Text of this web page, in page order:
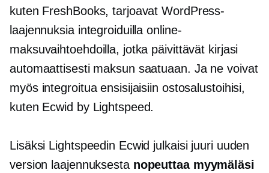
kuten FreshBooks, tarjoavat WordPress-
laajennuksia integroiduilla online-
maksuvaihtoehdoilla, jotka päivittävät kirjasi
automaattisesti maksun saatuaan. Ja ne voivat
myös integroitua ensisijaisiin ostosalustoihisi,
kuten Ecwid by Lightspeed.
Lisäksi Lightspeedin Ecwid julkaisi juuri uuden
version laajennuksesta nopeuttaa myymäläsi